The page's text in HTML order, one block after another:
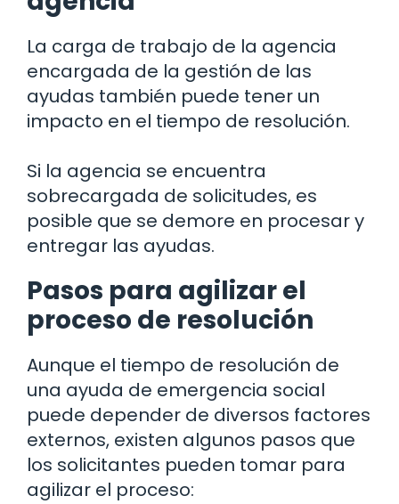
La carga de trabajo de la agencia
encargada de la gestión de las
ayudas también puede tener un
impacto en el tiempo de resolución.
Si la agencia se encuentra
sobrecargada de solicitudes, es
posible que se demore en procesar y
entregar las ayudas.
Pasos para agilizar el
proceso de resolución
Aunque el tiempo de resolución de
una ayuda de emergencia social
puede depender de diversos factores
externos, existen algunos pasos que
los solicitantes pueden tomar para
agilizar el proceso: